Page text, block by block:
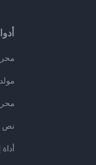
نص